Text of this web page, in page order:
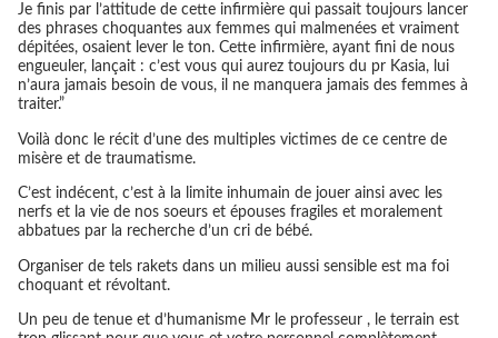
Je finis par l’attitude de cette infirmière qui passait toujours lancer
des phrases choquantes aux femmes qui malmenées et vraiment
dépitées, osaient lever le ton. Cette infirmière, ayant fini de nous
engueuler, lançait : c’est vous qui aurez toujours du pr Kasia, lui
n’aura jamais besoin de vous, il ne manquera jamais des femmes à
traiter.”
Voilà donc le récit d’une des multiples victimes de ce centre de
misère et de traumatisme.
C’est indécent, c’est à la limite inhumain de jouer ainsi avec les
nerfs et la vie de nos soeurs et épouses fragiles et moralement
abbatues par la recherche d’un cri de bébé.
Organiser de tels rakets dans un milieu aussi sensible est ma foi
choquant et révoltant.
Un peu de tenue et d’humanisme Mr le professeur , le terrain est